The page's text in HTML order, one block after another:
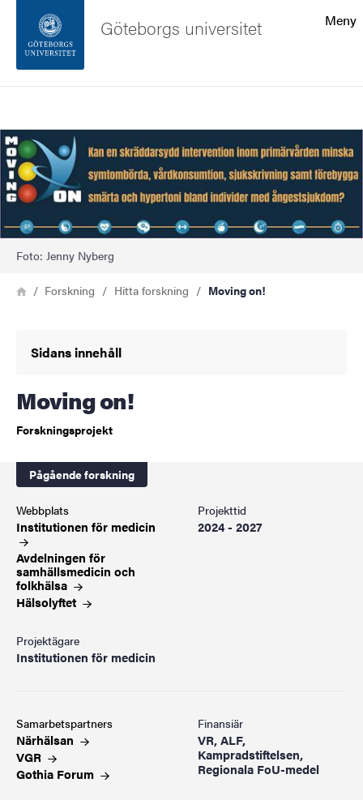
Sidfoten
Om webbplatsen
Meny
Göteborgs universitet
Bild
Foto: Jenny Nyberg
Länkstig
HemForskning Hitta forskning Moving on!
Sidans innehåll
Moving on!
Forskningsprojekt
Pågående forskning
Webbplats
Institutionen för medicin
Avdelningen för
samhällsmedicin och
folkhälsa
Hälsolyftet
Projekttid
2024 - 2027
Projektägare
Institutionen för medicin
Samarbetspartners
Närhälsan
VGR
Gothia Forum
Finansiär
VR, ALF,
Kampradstiftelsen,
Regionala FoU-medel